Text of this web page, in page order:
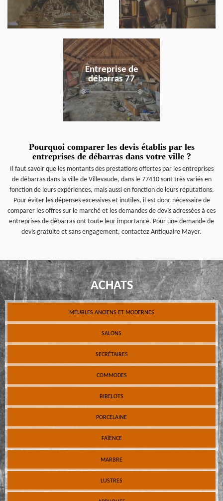
Entreprise de
débarras 77
en savoir plus
Pourquoi comparer les devis établis par les
entreprises de débarras dans votre ville ?
Il faut savoir que les montants des prestations offertes par les entreprises
de débarras dans la ville de Villevaude, dans le 77410 sont très variés en
fonction de leurs expériences, mais aussi en fonction de leurs réputations.
Pour éviter les dépenses excessives et inutiles, il est donc nécessaire de
comparer les offres sur le marché et les demandes de devis adressées à ces
entreprises de débarras ont toute leur importance. Pour une demande de
devis gratuite et sans engagement, contactez Antiquaire Mayer.
ACHATS
MEUBLES ANCIENS ET MODERNES
SALONS
SECRÉTAIRES
COMMODES
BIBELOTS
PORCELAINE
FAÏENCE
MARBRE
LUSTRES